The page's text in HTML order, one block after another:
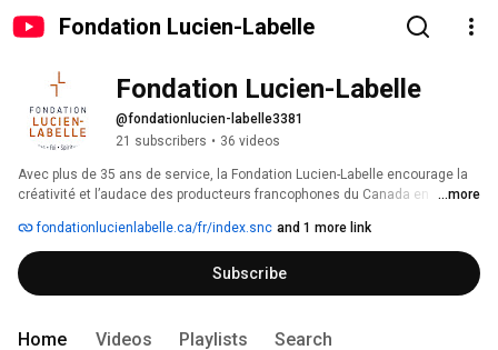
Fondation Lucien-Labelle
Fondation Lucien-Labelle
@fondationlucien-labelle3381
21 subscribers • 36 videos
Avec plus de 35 ans de service, la Fondation Lucien-Labelle encourage la
créativité et l’audace des producteurs francophones du Canada en
(émissions de télévision et de radio, documentaires, films de fictions, etc.)
et servent à faire rayonner les valeurs humaines et spirituelles dans le
monde des médias et des communications.
...more
fondationlucienlabelle.ca/fr/index.snc and 1 more link
Subscribe
Home Videos Playlists Search